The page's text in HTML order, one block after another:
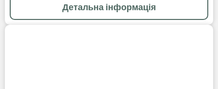
Детальна інформація